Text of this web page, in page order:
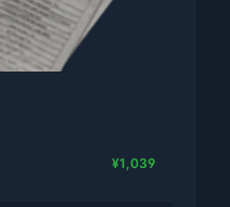
¥1,039